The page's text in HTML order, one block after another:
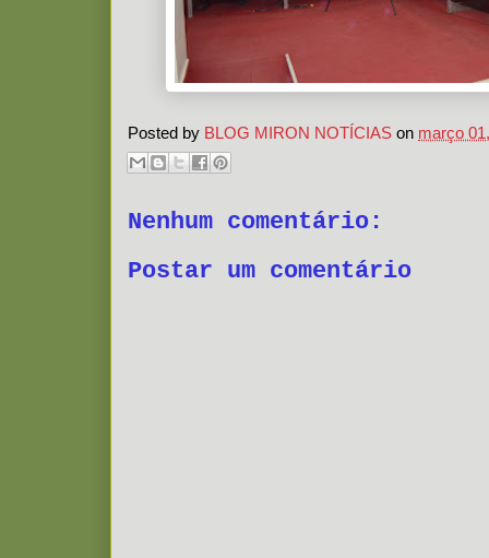
Posted by BLOG MIRON NOTÍCIAS on março
Nenhum comentário:
Postar um comentário